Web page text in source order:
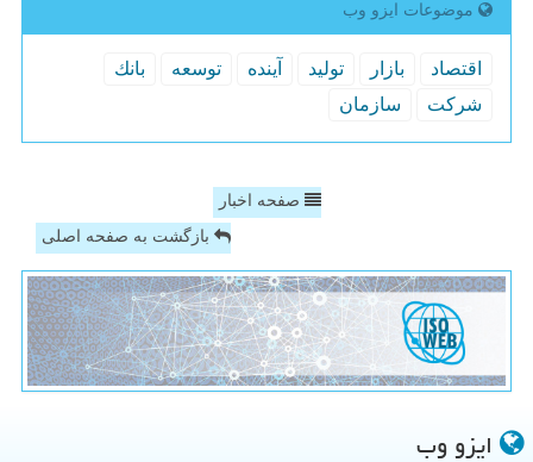
موضوعات ایزو وب
اقتصاد بازار تولید آینده توسعه
بانك
شركت
سازمان
صفحه اخبار
بازگشت به صفحه اصلی
ایزو وب